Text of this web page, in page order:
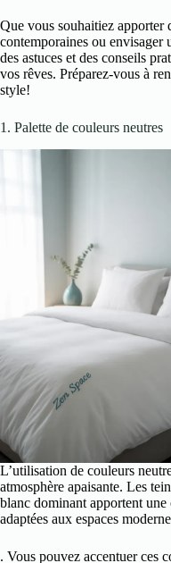
Que vous souhaitiez apporter
contemporaines ou envisager
des astuces et des conseils
vos rêves. Préparez-vous à
style!
1. Palette de couleurs neutres
L’utilisation de couleurs
atmosphère apaisante. Les
blanc dominant apportent une
adaptées aux espaces
. Vous pouvez accentuer ces